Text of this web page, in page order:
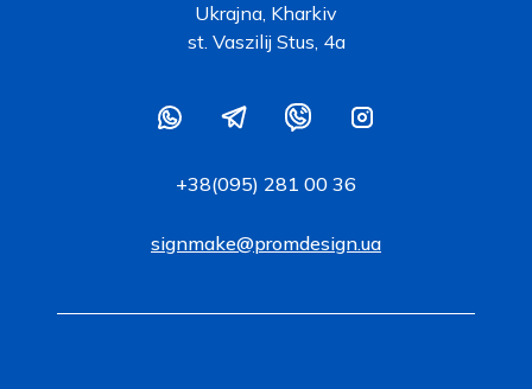
Ukrajna, Kharkiv
st. Vaszilij Stus, 4a
+38(095) 281 00 36
signmake@promdesign.ua